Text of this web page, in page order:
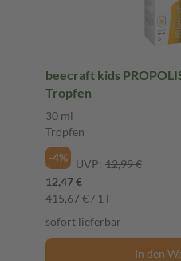
beecraft kids
Tropfen
30 ml
Tropfen
-4%
UVP: 12,99 €
12,47 €
415,67 € / 1 l
sofort lieferbar
In den